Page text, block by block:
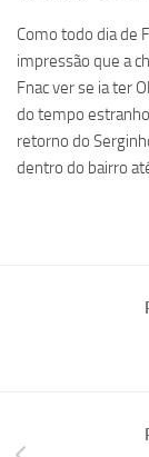
Como todo dia de
impressão que a
Fnac ver se ia ter
do tempo
retorno do
dentro do bairro